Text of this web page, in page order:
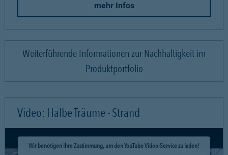
mehr Infos
Weiterführende Informationen zur Nachhaltigkeit im
Produktportfolio
Video: Halbe Träume - Strand
Wir benötigen Ihre Zustimmung, um den YouTube Video-Service zu laden!